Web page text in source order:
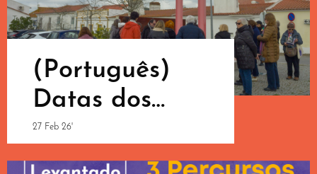
(Português)
Datas dos
Percursos para
2026
27 Feb 26'